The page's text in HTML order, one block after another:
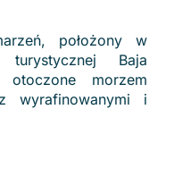
położony w
turystycznej Baja
otoczone morzem
wyrafinowanymi i